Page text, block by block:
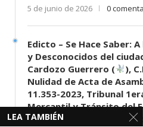
5 de junio de 2026 0
Edicto – Se Hace Saber:
y Desconocidos del
Cardozo Guerrero (
),
Nulidad de Acta de
11.353-2023, Tribunal
Mercantil y Tránsito del
Mérida, sede El Vigía. (11
LEA TAMBIÉN